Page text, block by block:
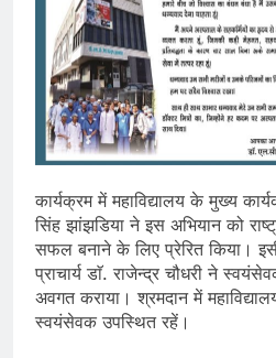
कार्यक्रम में महाविद्यालय के मुख्य
सिंह झांझडिया ने इस अभियान को
सफल बनाने के लिए प्रेरित किया।
प्राचार्य डाॅ. राजेन्द्र चौधरी ने
अवगत कराया। श्रमदान में
स्वयंसेवक उपस्थित रहें।